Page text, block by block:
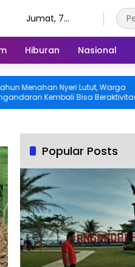
Jumat, 7
Hiburan Nasional
Nyeri Lutut, Warga
Kembali Bisa Beraktivitas
Gratis Ditanggung BPJS
Popular Posts